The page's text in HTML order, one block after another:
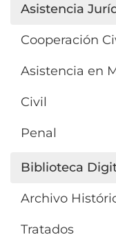
Asistencia
Cooperación
Asistencia en
Civil
Penal
Biblioteca
Archivo
Tratados